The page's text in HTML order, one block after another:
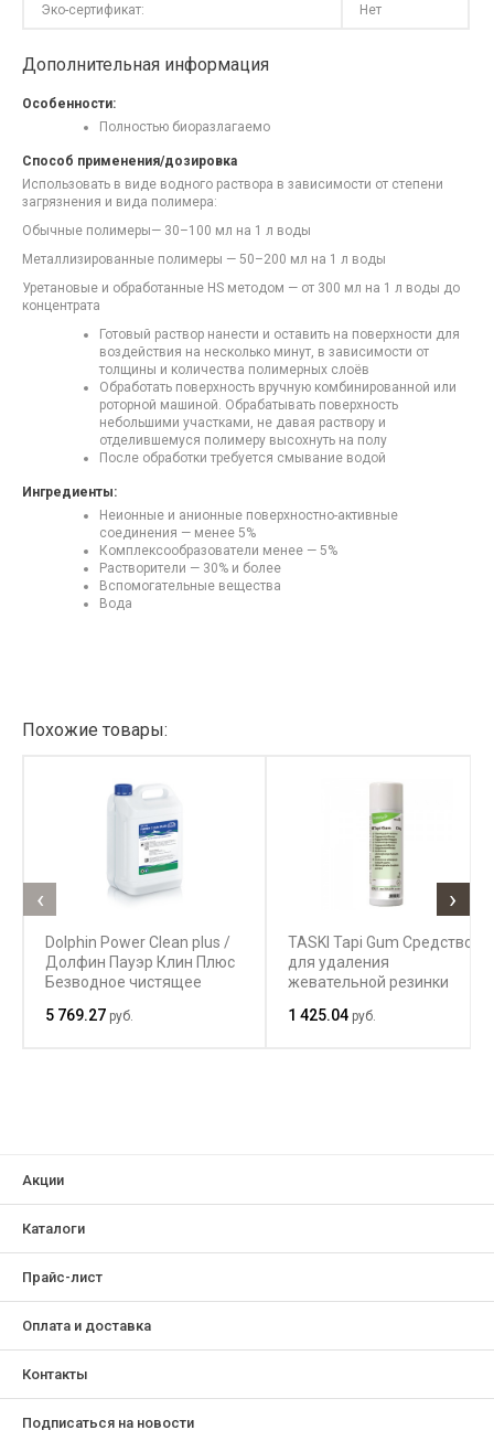
Эко-сертификат: Нет
Дополнительная информация
Особенности:
Полностью биоразлагаемо
Способ применения/дозировка
Использовать в виде водного раствора в зависимости от степени
загрязнения и вида полимера:
Обычные полимеры— 30–100 мл на 1 л воды
Металлизированные полимеры — 50–200 мл на 1 л воды
Уретановые и обработанные HS методом — от 300 мл на 1 л воды до
концентрата
Готовый раствор нанести и оставить на поверхности для
воздействия на несколько минут, в зависимости от
толщины и количества полимерных слоёв
Обработать поверхность вручную комбинированной или
роторной машиной. Обрабатывать поверхность
небольшими участками, не давая раствору и
отделившемуся полимеру высохнуть на полу
После обработки требуется смывание водой
Ингредиенты:
Неионные и анионные поверхностно-активные
соединения — менее 5%
Комплексообразователи менее — 5%
Растворители — 30% и более
Вспомогательные вещества
Вода
Похожие товары:
Dolphin Power Clean plus /
Долфин Пауэр Клин Плюс
Безводное чистящее
пятен с любых
5 769.27 руб.
TASKI Tapi Gum Средство
для удаления
жевательной резинки
1 425.04 руб.
‹ ›
Акции
Каталоги
Прайс-лист
Оплата и доставка
Контакты
Подписаться на новости